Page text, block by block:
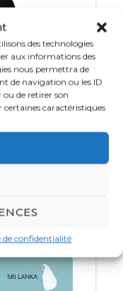
des technologies
aux informations des
nous permettra de
de navigation ou les ID
ou de retirer son
caractéristiques
de confidentialité
et Polynésie
18 h 30et le
et la célèbre
mondial
fascinante au
les enfants
coco de mer et
villages
à ralentir le
en famille,
trouvera son
exceptionnel.
privilégient le
adaptés,